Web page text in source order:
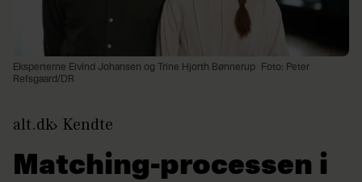
Eksperterne Eivind Johansen og Trine Hjorth Bønnerup
Foto: Peter
Refsgaard/DR
alt.dk Kendte
Matching-processen i